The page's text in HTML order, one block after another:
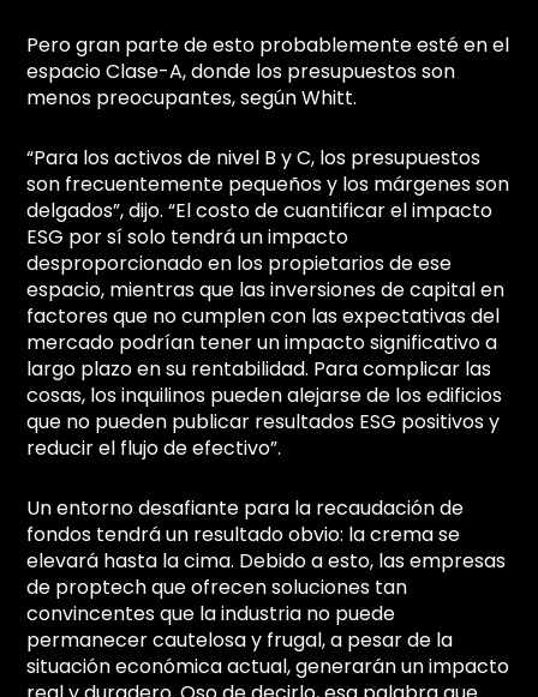
Pero gran parte de esto probablemente esté en el
espacio Clase-A, donde los presupuestos son
menos preocupantes, según Whitt.
“Para los activos de nivel B y C, los presupuestos
son frecuentemente pequeños y los márgenes son
delgados”, dijo. “El costo de cuantificar el impacto
ESG por sí solo tendrá un impacto
desproporcionado en los propietarios de ese
espacio, mientras que las inversiones de capital en
factores que no cumplen con las expectativas del
mercado podrían tener un impacto significativo a
largo plazo en su rentabilidad. Para complicar las
cosas, los inquilinos pueden alejarse de los edificios
que no pueden publicar resultados ESG positivos y
reducir el flujo de efectivo”.
Un entorno desafiante para la recaudación de
fondos tendrá un resultado obvio: la crema se
elevará hasta la cima. Debido a esto, las empresas
de proptech que ofrecen soluciones tan
convincentes que la industria no puede
permanecer cautelosa y frugal, a pesar de la
situación económica actual, generarán un impacto